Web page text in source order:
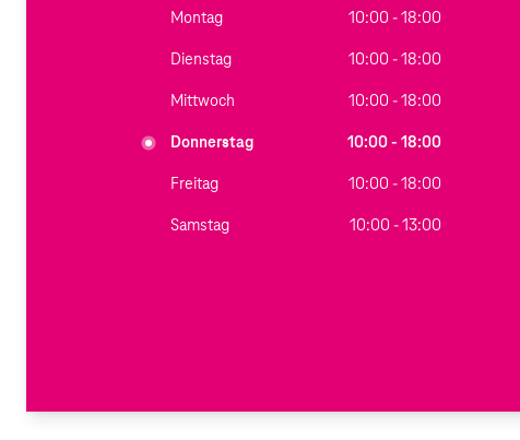
Montag
10:00 - 18:00
Dienstag 10:00 - 18:00
Mittwoch 10:00 - 18:00
Donnerstag 10:00 - 18:00
Freitag 10:00 - 18:00
Samstag 10:00 - 13:00